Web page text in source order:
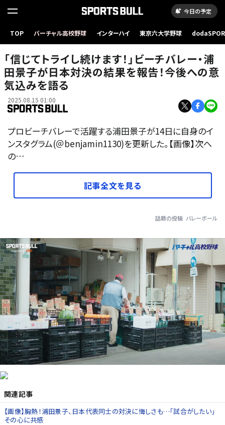
今日の予定
TOP バーチャル高校野球 インターハイ 東京六大学野球
「信じてトライし続けます！」ビーチバレー・浦
田景子が日本対決の結果を報告！今後への意
気込みを語る
2025.08.15 01:00
プロビーチバレーで活躍する浦田景子が14日に自身のイ
ンスタグラム(＠benjamin1130)を更新した。【画像】次へ
の…
記事全文を見る
話題の投稿 バレーボール
関連記事
【画像】胸熱！浦田景子、日本代表同士の対決に悔しさも…「試合がしたい」
その心に共感